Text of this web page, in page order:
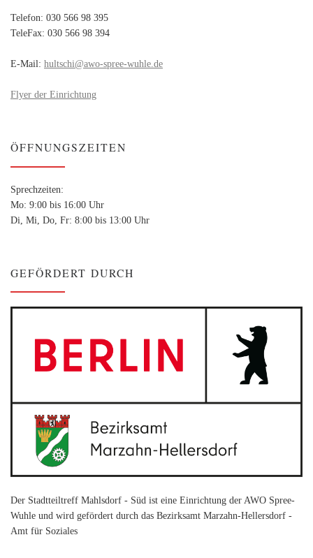
Telefon: 030 566 98 395
TeleFax: 030 566 98 394
E-Mail: hultschi@awo-spree-wuhle.de
Flyer der Einrichtung
ÖFFNUNGSZEITEN
Sprechzeiten:
Mo: 9:00 bis 16:00 Uhr
Di, Mi, Do, Fr: 8:00 bis 13:00 Uhr
GEFÖRDERT DURCH
Der Stadtteiltreff Mahlsdorf - Süd ist eine Einrichtung der AWO Spree-
Wuhle und wird gefördert durch das Bezirksamt Marzahn-Hellersdorf -
Amt für Soziales